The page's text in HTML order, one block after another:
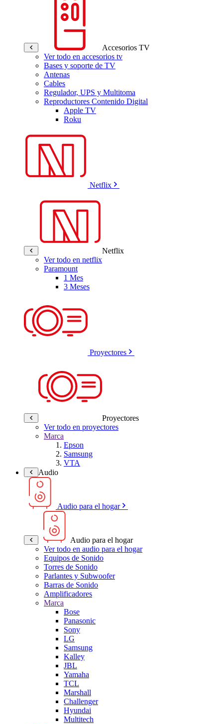
Accesorios TV
Ver todo en accesorios tv
Bases y soporte de TV
Antenas
Cables
Regulador, UPS y Multitoma
Reproductores Contenido Digital
Apple TV
Roku
Netflix
Netflix
Ver todo en netflix
Paramount
1 Mes
3 Meses
Proyectores
Proyectores
Ver todo en proyectores
Marca
Epson
Samsung
VTA
Audio
Audio para el hogar
Audio para el hogar
Ver todo en audio para el hogar
Equipos de Sonido
Torres de Sonido
Parlantes y Subwoofer
Barras de Sonido
Amplificadores
Marca
Bose
Panasonic
Sony
LG
Samsung
Kalley
JBL
Yamaha
TCL
Marshall
Challenger
Hyundai
Multitech